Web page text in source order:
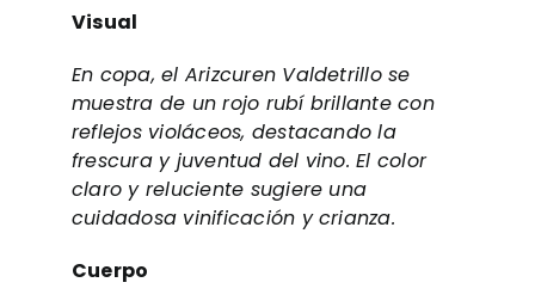
Visual
En copa, el Arizcuren Valdetrillo se
muestra de un rojo rubí brillante con
reflejos violáceos, destacando la
frescura y juventud del vino. El color
claro y reluciente sugiere una
cuidadosa vinificación y crianza.
Cuerpo